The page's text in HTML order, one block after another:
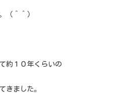
（＾＾）
約１０年くらいの
きました。